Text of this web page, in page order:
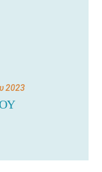
2023